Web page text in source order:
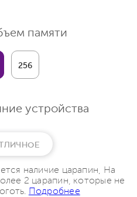
памяти
256
устройства
наличие царапин, На
2 царапин, которые не
Подробнее